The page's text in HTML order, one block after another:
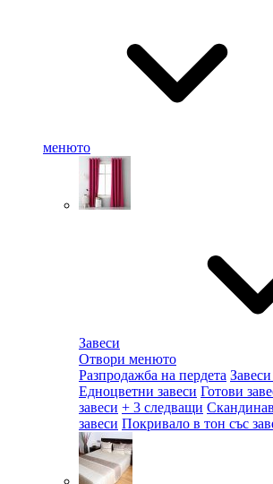
менюто
Завеси
Отвори менюто
Разпродажба на пердета Завеси
Едноцветни завеси Готови
завеси + 3 следващи
завеси Покривало в тон със